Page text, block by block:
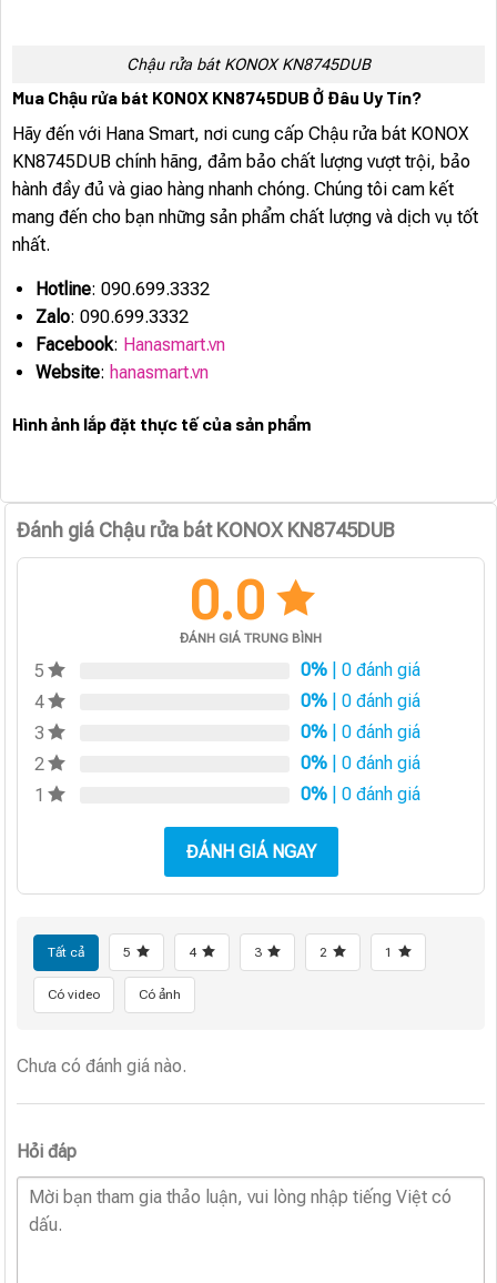
Chậu rửa bát KONOX KN8745DUB
Mua Chậu rửa bát KONOX KN8745DUB Ở Đâu Uy Tín?
Hãy đến với Hana Smart, nơi cung cấp Chậu rửa bát KONOX
KN8745DUB chính hãng, đảm bảo chất lượng vượt trội, bảo
hành đầy đủ và giao hàng nhanh chóng. Chúng tôi cam kết
mang đến cho bạn những sản phẩm chất lượng và dịch vụ tốt
nhất.
Hotline: 090.699.3332
Zalo: 090.699.3332
Facebook: Hanasmart.vn
Website: hanasmart.vn
Hình ảnh lắp đặt thực tế của sản phẩm
Đánh giá Chậu rửa bát KONOX KN8745DUB
0.0
ĐÁNH GIÁ TRUNG BÌNH
5 0% | 0 đánh giá
4
0% | 0 đánh giá
3
0% | 0 đánh giá
2
0% | 0 đánh giá
1
0% | 0 đánh giá
ĐÁNH GIÁ NGAY
Tất cả 5 4 3 2 1
Có video Có ảnh
Chưa có đánh giá nào.
Hỏi đáp